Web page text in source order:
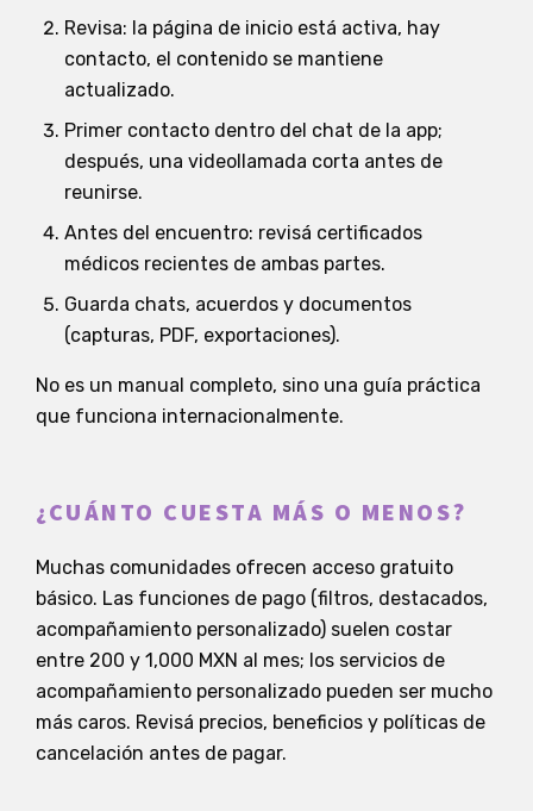
Revisa: la página de inicio está activa, hay
contacto, el contenido se mantiene
actualizado.
Primer contacto dentro del chat de la app;
después, una videollamada corta antes de
reunirse.
Antes del encuentro: revisá certificados
médicos recientes de ambas partes.
Guarda chats, acuerdos y documentos
(capturas, PDF, exportaciones).
No es un manual completo, sino una guía práctica
que funciona internacionalmente.
¿CUÁNTO CUESTA MÁS O MENOS?
Muchas comunidades ofrecen acceso gratuito
básico. Las funciones de pago (filtros, destacados,
acompañamiento personalizado) suelen costar
entre 200 y 1,000 MXN al mes; los servicios de
acompañamiento personalizado pueden ser mucho
más caros. Revisá precios, beneficios y políticas de
cancelación antes de pagar.